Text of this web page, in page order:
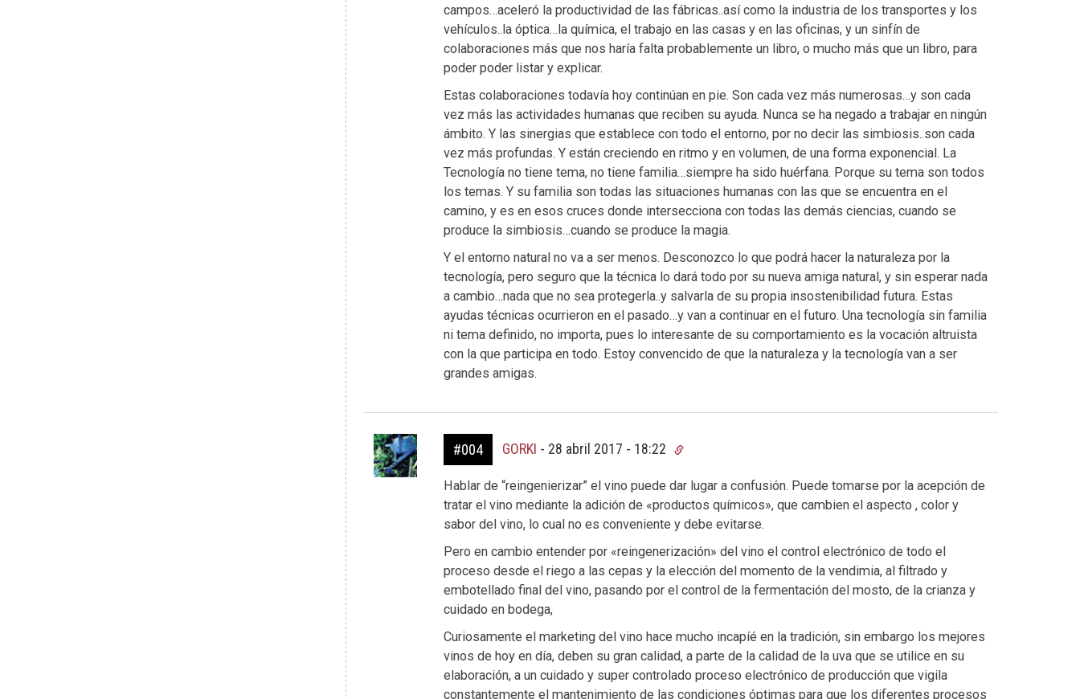
campos…aceleró la productividad de las fábricas..así como la industria de los transportes y los
vehículos..la óptica…la química, el trabajo en las casas y en las oficinas, y un sinfín de
colaboraciones más que nos haría falta probablemente un libro, o mucho más que un libro, para
poder poder listar y explicar.
Estas colaboraciones todavía hoy continúan en pie. Son cada vez más numerosas…y son cada
vez más las actividades humanas que reciben su ayuda. Nunca se ha negado a trabajar en ningún
ámbito. Y las sinergias que establece con todo el entorno, por no decir las simbiosis..son cada
vez más profundas. Y están creciendo en ritmo y en volumen, de una forma exponencial. La
Tecnología no tiene tema, no tiene familia…siempre ha sido huérfana. Porque su tema son todos
los temas. Y su familia son todas las situaciones humanas con las que se encuentra en el
camino, y es en esos cruces donde intersecciona con todas las demás ciencias, cuando se
produce la simbiosis…cuando se produce la magia.
Y el entorno natural no va a ser menos. Desconozco lo que podrá hacer la naturaleza por la
tecnología, pero seguro que la técnica lo dará todo por su nueva amiga natural, y sin esperar nada
a cambio…nada que no sea protegerla..y salvarla de su propia insostenibilidad futura. Estas
ayudas técnicas ocurrieron en el pasado…y van a continuar en el futuro. Una tecnología sin familia
ni tema definido, no importa, pues lo interesante de su comportamiento es la vocación altruista
con la que participa en todo. Estoy convencido de que la naturaleza y la tecnología van a ser
grandes amigas.
#004 GORKI - 28 abril 2017 - 18:22
Hablar de “reingenierizar” el vino puede dar lugar a confusión. Puede tomarse por la acepción de
tratar el vino mediante la adición de «productos químicos», que cambien el aspecto , color y
sabor del vino, lo cual no es conveniente y debe evitarse.
Pero en cambio entender por «reingenerización» del vino el control electrónico de todo el
proceso desde el riego a las cepas y la elección del momento de la vendimia, al filtrado y
embotellado final del vino, pasando por el control de la fermentación del mosto, de la crianza y
cuidado en bodega,
Curiosamente el marketing del vino hace mucho incapíé en la tradición, sin embargo los mejores
vinos de hoy en día, deben su gran calidad, a parte de la calidad de la uva que se utilice en su
elaboración, a un cuidado y super controlado proceso electrónico de producción que vigila
constantemente el mantenimiento de las condiciones óptimas para que los diferentes procesos